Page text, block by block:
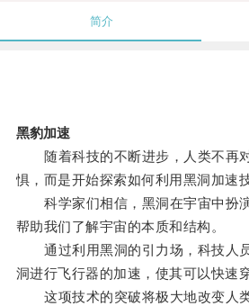
简介
黑豹加速
随着科技的不断进步，人类不再
惧，而是开始探索如何利用黑洞加速技
科学家们相信，黑洞在宇宙中扮
帮助我们了解宇宙的本质和结构。
通过利用黑洞的引力场，科技人
洞进行飞行器的加速，使其可以快速
这项技术的突破将极大地改变人